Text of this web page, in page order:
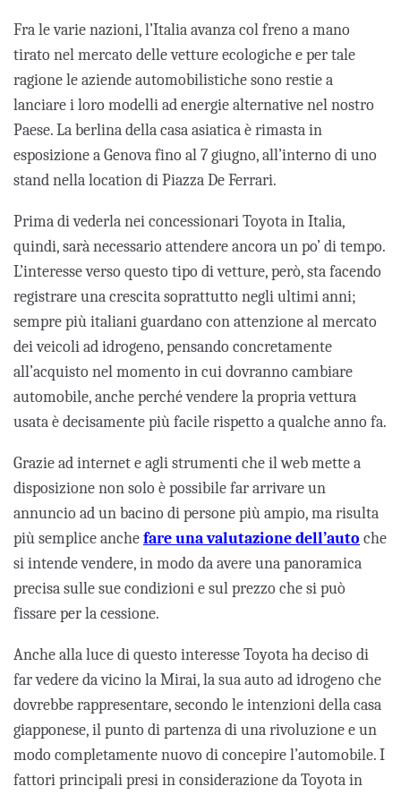
Fra le varie nazioni, l’Italia avanza col freno a mano
tirato nel mercato delle vetture ecologiche e per tale
ragione le aziende automobilistiche sono restie a
lanciare i loro modelli ad energie alternative nel nostro
Paese. La berlina della casa asiatica è rimasta in
esposizione a Genova fino al 7 giugno, all’interno di uno
stand nella location di Piazza De Ferrari.
Prima di vederla nei concessionari Toyota in Italia,
quindi, sarà necessario attendere ancora un po’ di tempo.
L’interesse verso questo tipo di vetture, però, sta facendo
registrare una crescita soprattutto negli ultimi anni;
sempre più italiani guardano con attenzione al mercato
dei veicoli ad idrogeno, pensando concretamente
all’acquisto nel momento in cui dovranno cambiare
automobile, anche perché vendere la propria vettura
usata è decisamente più facile rispetto a qualche anno fa.
Grazie ad internet e agli strumenti che il web mette a
disposizione non solo è possibile far arrivare un
annuncio ad un bacino di persone più ampio, ma risulta
più semplice anchefare una valutazione dell’auto che
si intende vendere, in modo da avere una panoramica
precisa sulle sue condizioni e sul prezzo che si può
fissare per la cessione.
Anche alla luce di questo interesse Toyota ha deciso di
far vedere da vicino la Mirai, la sua auto ad idrogeno che
dovrebbe rappresentare, secondo le intenzioni della casa
giapponese, il punto di partenza di una rivoluzione e un
modo completamente nuovo di concepire l’automobile. I
fattori principali presi in considerazione da Toyota in